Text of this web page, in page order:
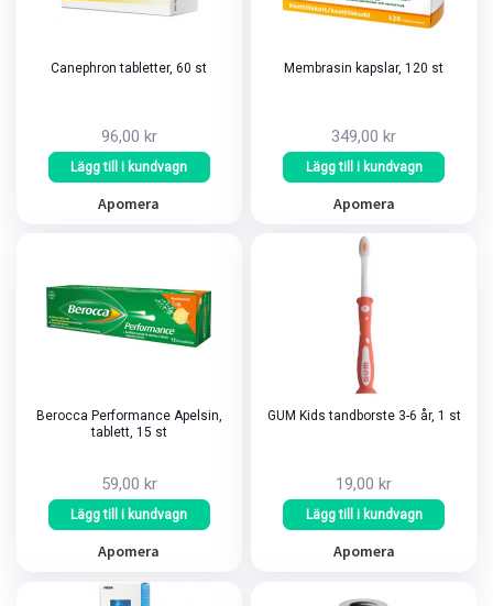
Canephron tabletter, 60 st
96,00 kr
Lägg till i kundvagn
Apomera
Membrasin kapslar, 120 st
349,00 kr
Lägg till i kundvagn
Apomera
Berocca Performance Apelsin,
tablett, 15 st
59,00 kr
Lägg till i kundvagn
Apomera
GUM Kids tandborste 3-6 år, 1 st
19,00 kr
Lägg till i kundvagn
Apomera